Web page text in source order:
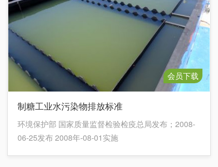
会员下载
制糖工业水污染物排放标准
环境保护部 国家质量监督检验检疫总局发布；2008-
06-25发布 2008年-08-01实施